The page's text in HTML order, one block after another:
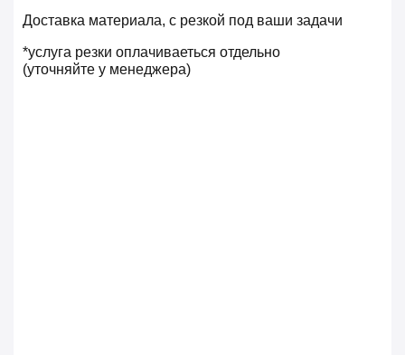
Доставка материала, с резкой под ваши задачи
*услуга резки оплачиваеться отдельно
(уточняйте у менеджера)